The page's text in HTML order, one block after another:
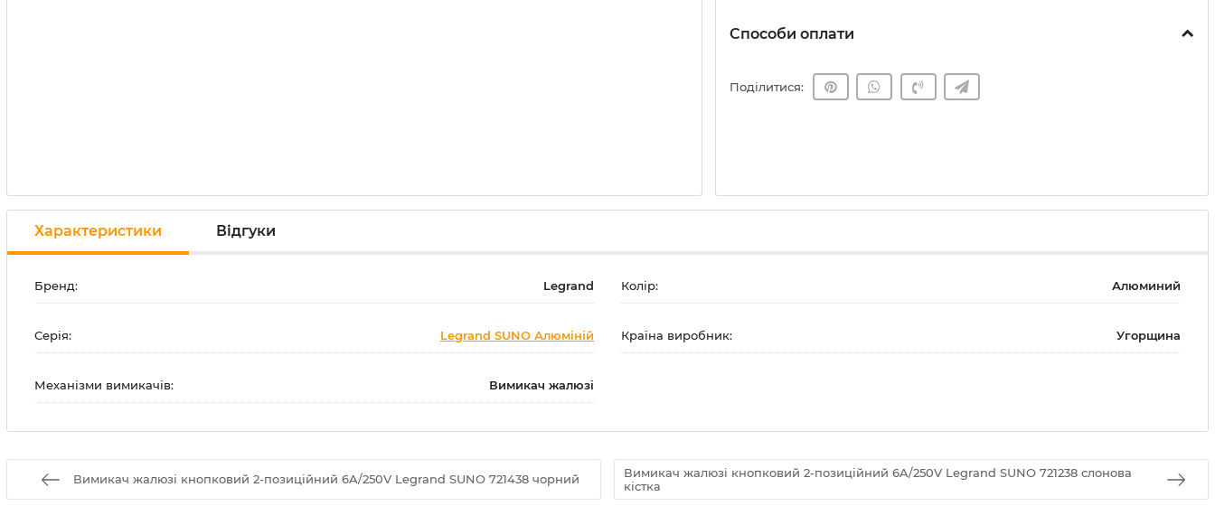
Способи оплати
Поділитися:
Характеристики Відгуки
Бренд: Legrand Колір: Алюминий
Серія: Legrand SUNO Алюміній Країна виробник: Угорщина
Механізми вимикачів: Вимикач жалюзі
Вимикач жалюзі кнопковий 2-позиційний 6A/250V Legrand SUNO 721438 чорний
Вимикач жалюзі кнопковий 2-позиційний 6A/250V Legrand SUNO 721238 слонова
кістка